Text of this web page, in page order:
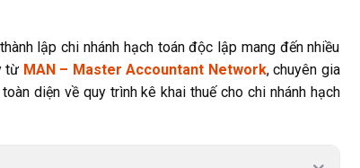
lập chi nhánh hạch toán độc lập mang đến nhiều
từ MAN – Master Accountant Network, chuyên gia
diện về quy trình kê khai thuế cho chi nhánh hạch